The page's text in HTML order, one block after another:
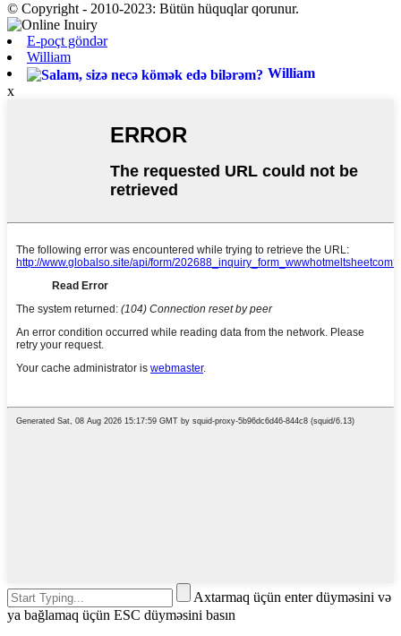
© Copyright - 2010-2023: Bütün hüquqlar qorunur.
E-poçt göndər
William
William
x
Axtarmaq üçün enter düyməsini və
ya bağlamaq üçün ESC düyməsini basın